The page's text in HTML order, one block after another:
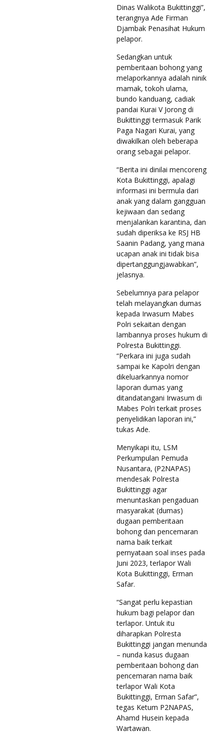
Dinas Walikota Bukittinggi”,
terangnya Ade Firman
Djambak Penasihat Hukum
pelapor.
Sedangkan untuk
pemberitaan bohong yang
melaporkannya adalah ninik
mamak, tokoh ulama,
bundo kanduang, cadiak
pandai Kurai V Jorong di
Bukittinggi termasuk Parik
Paga Nagari Kurai, yang
diwakilkan oleh beberapa
orang sebagai pelapor.
“Berita ini dinilai mencoreng
Kota Bukittinggi, apalagi
informasi ini bermula dari
anak yang dalam gangguan
kejiwaan dan sedang
menjalankan karantina, dan
sudah diperiksa ke RSJ HB
Saanin Padang, yang mana
ucapan anak ini tidak bisa
dipertanggungjawabkan”,
jelasnya.
Sebelumnya para pelapor
telah melayangkan dumas
kepada Irwasum Mabes
Polri sekaitan dengan
lambannya proses hukum di
Polresta Bukittinggi.
“Perkara ini juga sudah
sampai ke Kapolri dengan
dikeluarkannya nomor
laporan dumas yang
ditandatangani Irwasum di
Mabes Polri terkait proses
penyelidikan laporan ini,”
tukas Ade.
Menyikapi itu, LSM
Perkumpulan Pemuda
Nusantara, (P2NAPAS)
mendesak Polresta
Bukittinggi agar
menuntaskan pengaduan
masyarakat (dumas)
dugaan pemberitaan
bohong dan pencemaran
nama baik terkait
pernyataan soal inses pada
Juni 2023, terlapor Wali
Kota Bukittinggi, Erman
Safar.
“Sangat perlu kepastian
hukum bagi pelapor dan
terlapor. Untuk itu
diharapkan Polresta
Bukittinggi jangan menunda
– nunda kasus dugaan
pemberitaan bohong dan
pencemaran nama baik
terlapor Wali Kota
Bukittinggi, Erman Safar”,
tegas Ketum P2NAPAS,
Ahamd Husein kepada
Wartawan.